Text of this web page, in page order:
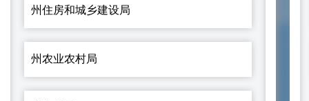
州住房和城乡建设局
州农业农村局